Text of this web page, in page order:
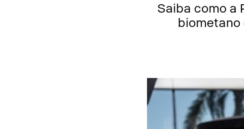
Saiba como a
biometano